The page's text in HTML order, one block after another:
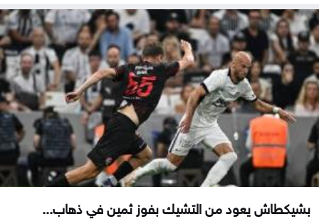
بشيكطاش يعود من التشيك بفوز ثمين في ذهاب...